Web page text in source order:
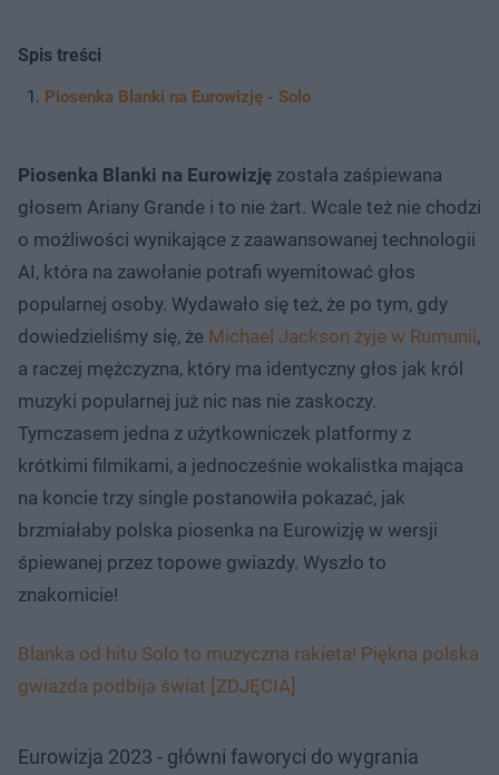
Spis treści
Piosenka Blanki na Eurowizję - Solo
Piosenka Blanki na Eurowizję została zaśpiewana
głosem Ariany Grande i to nie żart. Wcale też nie chodzi
o możliwości wynikające z zaawansowanej technologii
AI, która na zawołanie potrafi wyemitować głos
popularnej osoby. Wydawało się też, że po tym, gdy
dowiedzieliśmy się, że Michael Jackson żyje w Rumunii,
a raczej mężczyzna, który ma identyczny głos jak król
muzyki popularnej już nic nas nie zaskoczy.
Tymczasem jedna z użytkowniczek platformy z
krótkimi filmikami, a jednocześnie wokalistka mająca
na koncie trzy single postanowiła pokazać, jak
brzmiałaby polska piosenka na Eurowizję w wersji
śpiewanej przez topowe gwiazdy. Wyszło to
znakomicie!
Blanka od hitu Solo to muzyczna rakieta! Piękna polska
gwiazda podbija świat [ZDJĘCIA]
Eurowizja 2023 - główni faworyci do wygrania